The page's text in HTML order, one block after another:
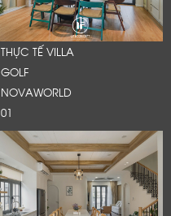
THỰC TẾ VILLA
GOLF
NOVAWORLD
01